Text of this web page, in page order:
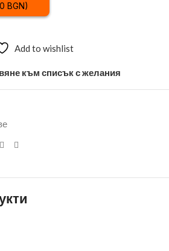
BGN)
Add to wishlist
към списък с желания